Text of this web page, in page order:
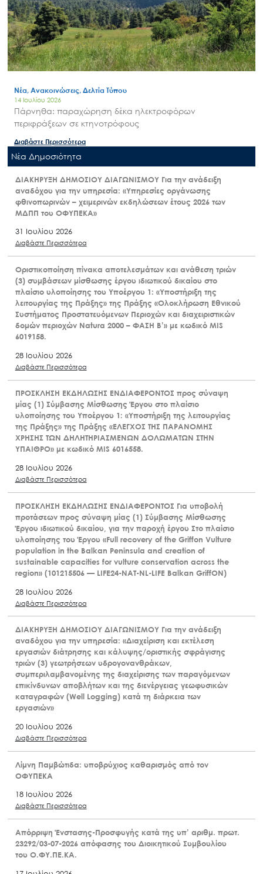
Νέα, Ανακοινώσεις, Δελτία Τύπου
14 Ιουλίου 2026
Πάρνηθα: παραχώρηση δέκα ηλεκτροφόρων
περιφράξεων σε κτηνοτρόφους
Διαβάστε Περισσότερα
Nέα Δημοσιότητα
ΔΙΑΚΗΡΥΞΗ ΔΗΜΟΣΙΟΥ ΔΙΑΓΩΝΙΣΜΟΥ Για την ανάδειξη
αναδόχου για την υπηρεσία: «Υπηρεσίες οργάνωσης
φθινοπωρινών – χειμερινών εκδηλώσεων έτους 2026 των
ΜΔΠΠ του ΟΦΥΠΕΚΑ»
31 Ιουλίου 2026
Διαβάστε Περισσότερα
Οριστικοποίηση πίνακα αποτελεσμάτων και ανάθεση τριών
(3) συμβάσεων μίσθωσης έργου ιδιωτικού δικαίου στο
πλαίσιο υλοποίησης του Υποέργου 1: «Υποστήριξη της
λειτουργίας της Πράξης» της Πράξης «Ολοκλήρωση Εθνικού
Συστήματος Προστατευόμενων Περιοχών και διαχειριστικών
δομών περιοχών Natura 2000 – ΦΑΣΗ Β’» με κωδικό MIS
6019158.
28 Ιουλίου 2026
Διαβάστε Περισσότερα
ΠΡΟΣΚΛΗΣΗ ΕΚΔΗΛΩΣΗΣ ΕΝΔΙΑΦΕΡΟΝΤΟΣ προς σύναψη
μίας (1) Σύμβασης Μίσθωσης Έργου στο πλαίσιο
υλοποίησης του Υποέργου 1: «Υποστήριξη της λειτουργίας
της Πράξης» της Πράξης «ΕΛΕΓΧΟΣ ΤΗΣ ΠΑΡΑΝΟΜΗΣ
ΧΡΗΣΗΣ ΤΩΝ ΔΗΛΗΤΗΡΙΑΣΜΕΝΩΝ ΔΟΛΩΜΑΤΩΝ ΣΤΗΝ
ΥΠΑΙΘΡΟ» με κωδικό MIS 6016558.
28 Ιουλίου 2026
Διαβάστε Περισσότερα
ΠΡΟΣΚΛΗΣΗ ΕΚΔΗΛΩΣΗΣ ΕΝΔΙΑΦΕΡΟΝΤΟΣ Για υποβολή
προτάσεων προς σύναψη μίας (1) Σύμβασης Μίσθωσης
Έργου ιδιωτικού δικαίου, για την παροχή έργου Στο πλαίσιο
υλοποίησης του Έργου «Full recovery of the Griffon Vulture
population in the Balkan Peninsula and creation of
sustainable capacities for vulture conservation across the
region» (101215506 — LIFE24-NAT-NL-LIFE Balkan GriffON)
28 Ιουλίου 2026
Διαβάστε Περισσότερα
ΔΙΑΚΗΡΥΞΗ ΔΗΜΟΣΙΟΥ ΔΙΑΓΩΝΙΣΜΟΥ Για την ανάδειξη
αναδόχου για την υπηρεσία: «Διαχείριση και εκτέλεση
εργασιών διάτρησης και κάλυψης/οριστικής σφράγισης
τριών (3) γεωτρήσεων υδρογονανθράκων,
συμπεριλαμβανομένης της διαχείρισης των παραγόμενων
επικίνδυνων αποβλήτων και της διενέργειας γεωφυσικών
καταγραφών (Well Logging) κατά τη διάρκεια των
εργασιών»
20 Ιουλίου 2026
Διαβάστε Περισσότερα
Λίμνη Παμβώτιδα: υποβρύχιος καθαρισμός από τον
ΟΦΥΠΕΚΑ
18 Ιουλίου 2026
Διαβάστε Περισσότερα
Απόρριψη Ένστασης-Προσφυγής κατά της υπ’ αριθμ. πρωτ.
23292/03-07-2026 απόφασης του Διοικητικού Συμβουλίου
του Ο.ΦΥ.ΠΕ.ΚΑ.